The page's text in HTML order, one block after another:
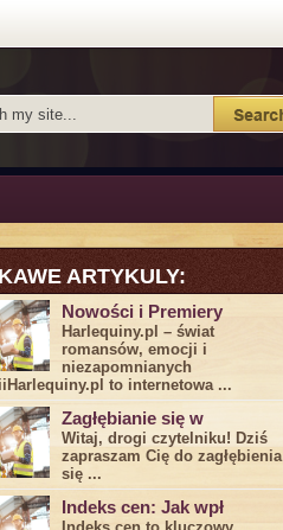
ARTYKULY:
Nowości i Premiery
Harlequiny.pl – świat
romansów, emocji i
niezapomnianych
to internetowa ...
Zagłębianie się w
Witaj, drogi ⁤czytelniku! Dziś
zapraszam Cię do‍ zagłębienia
‍się⁢ ...
Indeks cen: Jak wpł